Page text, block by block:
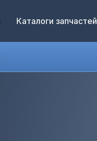
Каталоги запчастей